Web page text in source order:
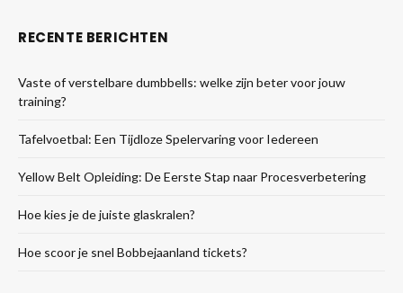
RECENTE BERICHTEN
Vaste of verstelbare dumbbells: welke zijn beter voor jouw
training?
Tafelvoetbal: Een Tijdloze Spelervaring voor Iedereen
Yellow Belt Opleiding: De Eerste Stap naar Procesverbetering
Hoe kies je de juiste glaskralen?
Hoe scoor je snel Bobbejaanland tickets?